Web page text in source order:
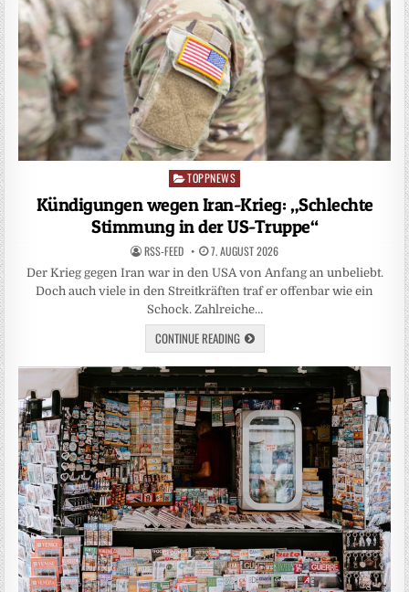
Posted
TOPPNEWS
Kündigungen wegen Iran-Krieg: „Schlechte
Stimmung in der US-Truppe“
RSS-FEED 7. AUGUST 2026
Der Krieg gegen Iran war in den USA von Anfang an unbeliebt.
Doch auch viele in den Streitkräften traf er offenbar wie ein
Schock. Zahlreiche…
CONTINUE READING